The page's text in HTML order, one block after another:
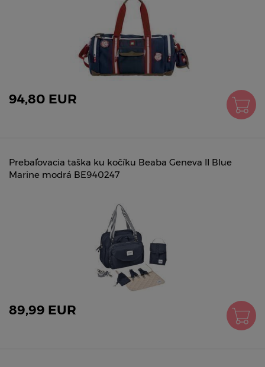
94,80 EUR
Prebaľovacia taška ku kočíku Beaba Geneva II Blue
Marine modrá BE940247
89,99 EUR